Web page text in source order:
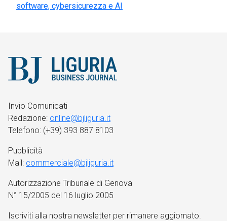
software, cybersicurezza e AI
Invio Comunicati
Redazione: online@bjliguria.it
Telefono: (+39) 393 887 8103
Pubblicità
Mail: commerciale@bjliguria.it
Autorizzazione Tribunale di Genova
N° 15/2005 del 16 luglio 2005
Iscriviti alla nostra newsletter per rimanere aggiornato.